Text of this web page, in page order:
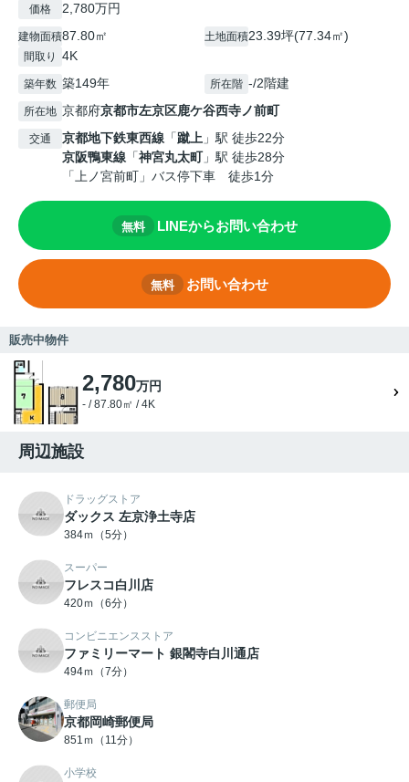
価格 2,780万円
建物面積87.80㎡ 土地面積23.39坪(77.34㎡)
間取り 4K
築年数 築149年 所在階 -/2階建
所在地 京都府京都市左京区鹿ケ谷西寺ノ前町
交通 京都地下鉄東西線 「蹴上 」駅 徒歩22分
京阪鴨東線 「神宮丸太町」駅 徒歩28分
「上ノ宮前町」バス停下車 徒歩1分
無料 LINEからお問い合わせ
無料 お問い合わせ
販売中物件
2,780万円
- / 87.80㎡ / 4K
周辺施設
ドラッグストア
ダックス 左京浄土寺店
384ｍ（5分）
スーパー
フレスコ白川店
420ｍ（6分）
コンビニエンスストア
ファミリーマート 銀閣寺白川通店
494ｍ（7分）
郵便局
京都岡崎郵便局
851ｍ（11分）
小学校